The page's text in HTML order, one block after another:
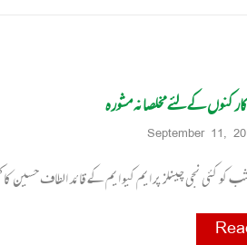
کے لئے مخلصانہ مشورہ
September 11,